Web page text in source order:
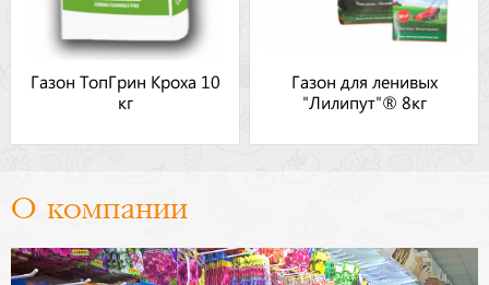
Газон ТопГрин Кроха 10
кг
Газон для ленивых
"Лилипут"® 8кг
О компании